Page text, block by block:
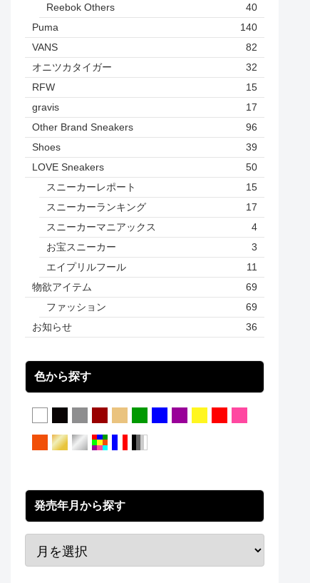
Reebok Others
40
Puma
140
VANS
82
オニツカタイガー
32
RFW
15
gravis
17
Other Brand Sneakers
96
Shoes
39
LOVE Sneakers
50
スニーカーレポート
15
スニーカーランキング
17
スニーカーマニアックス
4
お宝スニーカー
3
エイプリルフール
11
物欲アイテム
69
ファッション
69
お知らせ
36
色から探す
発売年月から探す